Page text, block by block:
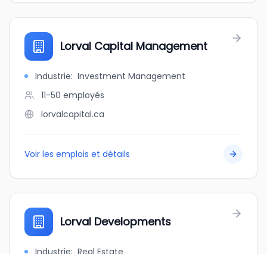
Lorval Capital Management
Industrie: Investment Management
11-50 employés
lorvalcapital.ca
Voir les emplois et détails
Lorval Developments
Industrie: Real Estate